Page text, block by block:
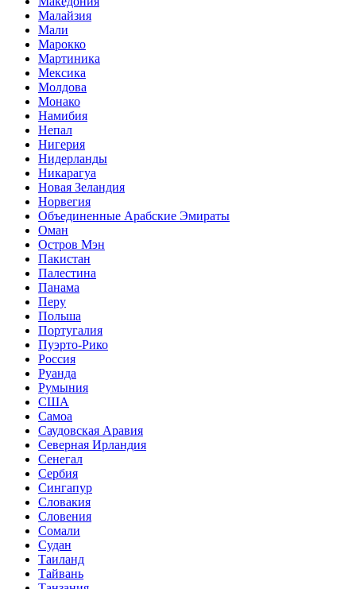
Малайзия
Мали
Марокко
Мартиника
Мексика
Молдова
Монако
Намибия
Непал
Нигерия
Нидерланды
Никарагуа
Новая Зеландия
Норвегия
Объединенные Арабские Эмираты
Оман
Остров Мэн
Пакистан
Палестина
Панама
Перу
Польша
Португалия
Пуэрто-Рико
Россия
Руанда
Румыния
США
Самоа
Саудовская Аравия
Северная Ирландия
Сенегал
Сербия
Сингапур
Словакия
Словения
Сомали
Судан
Таиланд
Тайвань